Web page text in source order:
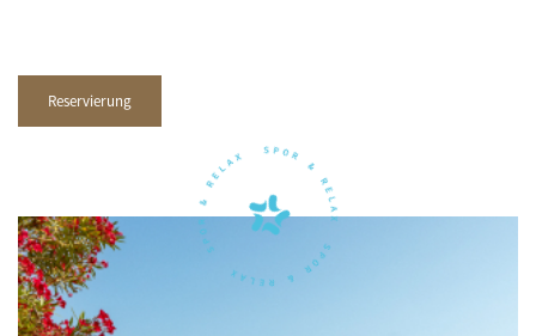
Reservierung